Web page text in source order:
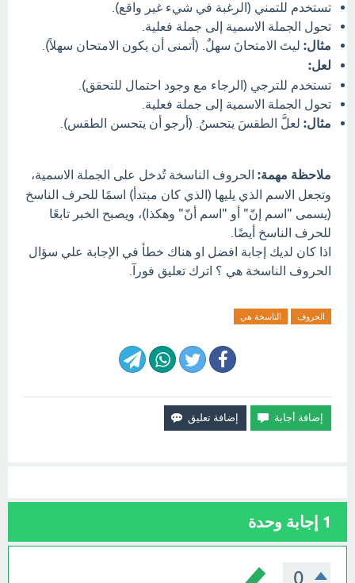
تستخدم للتمني (الرغبة في شيء غير واقع).
تحول الجملة الاسمية إلى جملة فعلية.
مثال: ليتَ الامتحانَ سهلٌ. (أتمنى أن يكون الامتحان سهلاً).
لعل:
تستخدم للترجي (الرجاء مع وجود احتمال للتحقق).
تحول الجملة الاسمية إلى جملة فعلية.
مثال: لعلَّ الطقسَ يتحسنُ. (أرجو أن يتحسن الطقس).
ملاحظة مهمة: الحروف الناسخة تُدخل على الجملة الاسمية،
وتجعل الاسم الذي يليها (الذي كان مبتدأ) اسمًا للحرف الناسخ
(يسمى "اسم إنّ" أو "اسم أنّ" وهكذا)، ويصبح الخبر تابعًا
للحرف الناسخ أيضًا.
اذا كان لديك إجابة افضل او هناك خطأ في الإجابة علي سؤال
الحروف الناسخة هي ؟ اترك تعليق فورآ.
الحروف الناسخة هي
1 إجابة وحدة
0